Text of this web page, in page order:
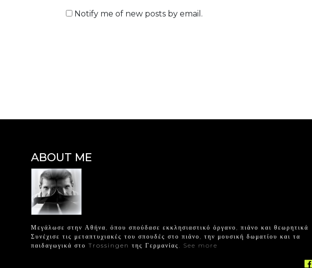
Notify me of new posts by email.
ABOUT ME
Μεγάλωσε στην Αθήνα, όπου σπούδασε εκκλησιαστικό όργανο, πιάνο και θεωρητικά
Συνέχισε τις μεταπτυχιακές του σπουδές στο πιάνο, την μουσική δωματίου και τα
παιδαγωγικά στο Trossingen της Γερμανίας. See more